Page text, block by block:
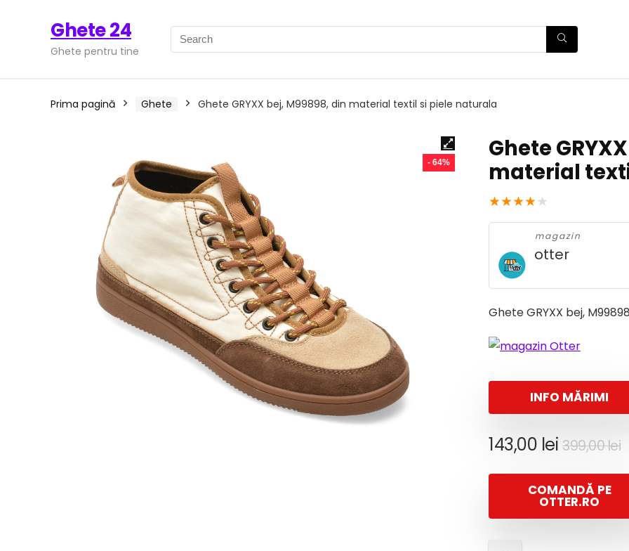
Ghete 24
Ghete pentru tine
Prima pagină Ghete Ghete GRYXX bej, M99898, din material textil si piele naturala
- 64%
Ghete
material
★★★★★
magazin
otter
Ghete GRYXX bej,
INFO MĂRIMI
399,00lei
143,00 lei
COMANDĂ PE
OTTER.RO